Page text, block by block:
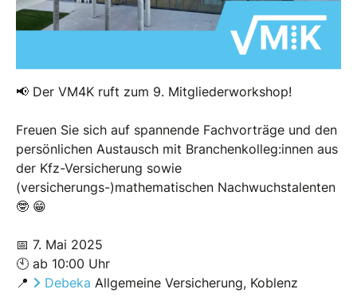
📢 Der VM4K ruft zum 9. Mitgliederworkshop!
Freuen Sie sich auf spannende Fachvorträge und den
persönlichen Austausch mit Branchenkolleg:innen aus
der Kfz-Versicherung sowie
(versicherungs-)mathematischen Nachwuchstalenten
🤓 😁
📅 7. Mai 2025
🕙 ab 10:00 Uhr
📍
Debeka Allgemeine Versicherung, Koblenz